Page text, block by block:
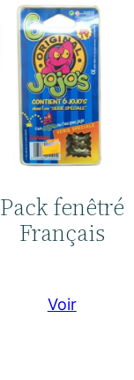
Pack fenêtré
Français
Voir